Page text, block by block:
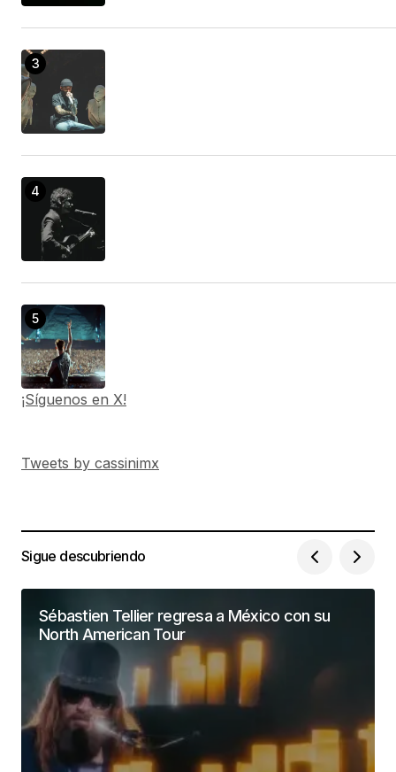
¡Síguenos en X!
Tweets by cassinimx
Sigue descubriendo
Sébastien Tellier regresa a México con su
North American Tour